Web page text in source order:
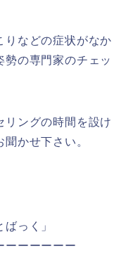
りなどの症状がなか
勢の専門家のチェッ
リングの時間を設け
かせ下さい。
っく」
ーーーーーー